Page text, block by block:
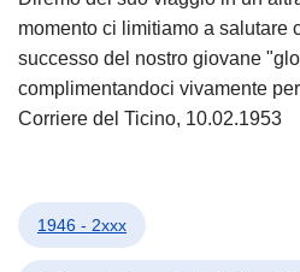
momento ci limitiamo a salutare
successo del nostro giovane
complimentandoci vivamente
Corriere del Ticino, 10.02.1953
1946 - 2xxx